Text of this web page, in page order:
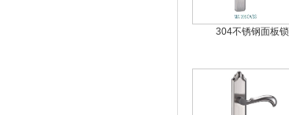
304不锈钢面板锁